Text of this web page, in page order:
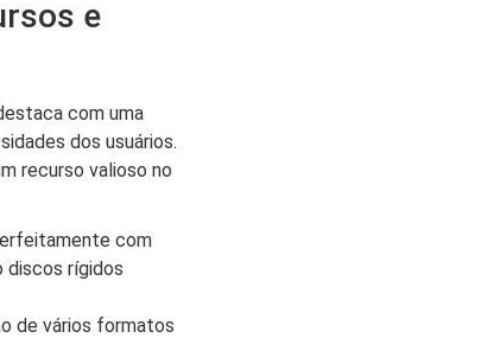
e
com uma
dos usuários.
recurso valioso no
com
discos rígidos
de vários formatos